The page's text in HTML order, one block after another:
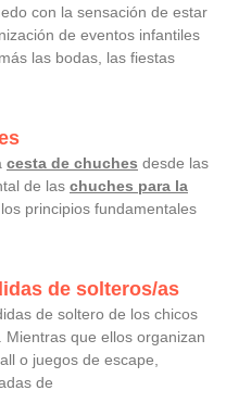
con la sensación de estar
de eventos infantiles
las bodas, las fiestas
cesta de chuches desde las
de las chuches para la
principios fundamentales
de solteros/as
de soltero de los chicos
que ellos organizan
o juegos de escape,
de